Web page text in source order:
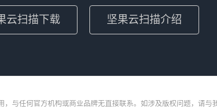
云扫描下载 坚果云扫描介绍
与任何官方机构或商业品牌无直接联系。如涉及版权问题，请与